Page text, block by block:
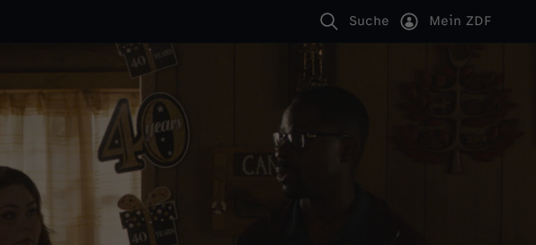
Suche Mein ZDF